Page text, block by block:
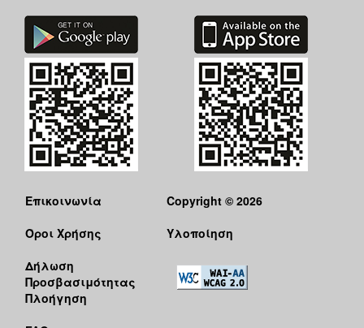
Επικοινωνία
Όροι Χρήσης
Δήλωση
Προσβασιμότητας
Πλοήγηση
Copyright © 2026
Υλοποίηση